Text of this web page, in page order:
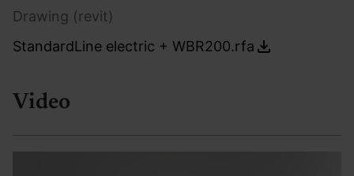
Drawing (revit)
StandardLine electric + WBR200.rfa
Video